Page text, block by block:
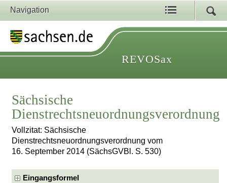
Navigation
REVOSax
Sächsische
Dienstrechtsneuordnungsverordnung
Vollzitat: Sächsische
Dienstrechtsneuordnungsverordnung vom
16. September 2014 (SächsGVBl. S. 530)
Eingangsformel